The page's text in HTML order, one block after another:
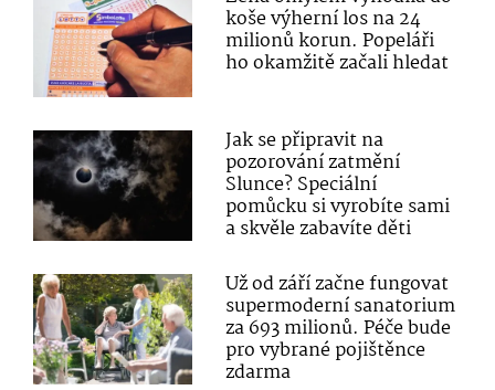
koše výherní los na 24
milionů korun. Popeláři
ho okamžitě začali hledat
Jak se připravit na
pozorování zatmění
Slunce? Speciální
pomůcku si vyrobíte sami
a skvěle zabavíte děti
Už od září začne fungovat
supermoderní sanatorium
za 693 milionů. Péče bude
pro vybrané pojištěnce
zdarma